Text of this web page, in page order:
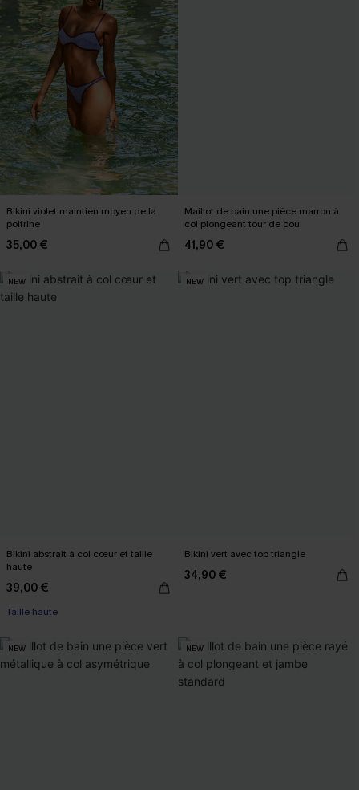
Bikini violet maintien moyen de la
poitrine
35,00 €
Maillot de bain une pièce marron à
col plongeant tour de cou
41,90 €
NEW
Bikini abstrait à col cœur et taille
haute
39,00 €
Taille haute
NEW
Bikini vert avec top triangle
34,90 €
NEW NEW